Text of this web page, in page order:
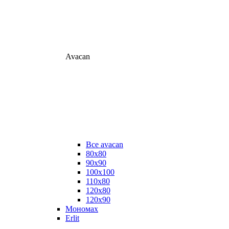
Avacan
Все avacan
80х80
90х90
100х100
110х80
120х80
120х90
Мономах
Erlit